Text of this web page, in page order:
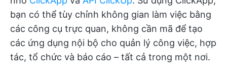
bạn có thể tùy chỉnh không gian làm việc bằng
các công cụ trực quan, không cần mã để tạo
các ứng dụng nội bộ cho quản lý công việc, hợp
tác, tổ chức và báo cáo – tất cả trong một nơi.